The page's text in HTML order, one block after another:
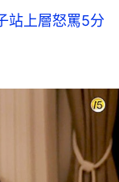
站上層怒罵5分